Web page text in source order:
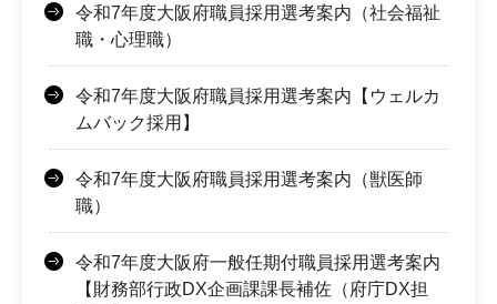
令和7年度大阪府職員採用選考案内（社会福祉
職・心理職）
令和7年度大阪府職員採用選考案内【ウェルカ
ムバック採用】
令和7年度大阪府職員採用選考案内（獣医師
職）
令和7年度大阪府一般任期付職員採用選考案内
【財務部行政DX企画課課長補佐（府庁DX担